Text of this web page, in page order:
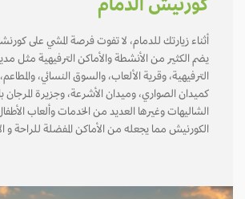
كورنيش الدمام
أثناء زيارتك للدمام، لا تفوت فرصة المشي على
يضم الكثير من الأنشطة والأماكن الترفيهية مثل مدينة
الترفيهية، وقرية الألعاب، والسوق النسائي، والمطاعم،
كميدان الصواري، وميدان الأشرعة، وجزيرة المرجان
الشاليهات وغيرها العديد من الخدمات وألعاب الأطفال
الكورنيش مما يجعله من الأماكن المفضلة للراحة و